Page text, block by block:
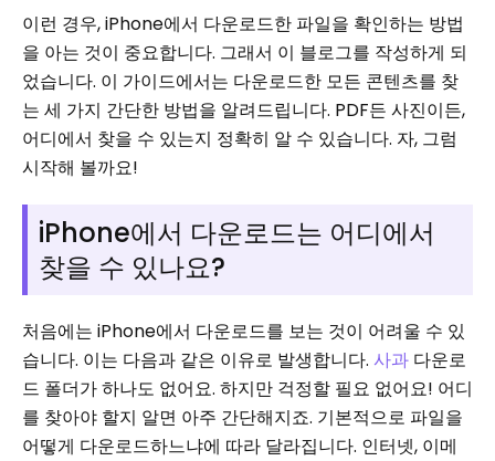
이런 경우, iPhone에서 다운로드한 파일을 확인하는 방법
을 아는 것이 중요합니다. 그래서 이 블로그를 작성하게 되
었습니다. 이 가이드에서는 다운로드한 모든 콘텐츠를 찾
는 세 가지 간단한 방법을 알려드립니다. PDF든 사진이든,
어디에서 찾을 수 있는지 정확히 알 수 있습니다. 자, 그럼
시작해 볼까요!
iPhone에서 다운로드는 어디에서
찾을 수 있나요?
처음에는 iPhone에서 다운로드를 보는 것이 어려울 수 있
습니다. 이는 다음과 같은 이유로 발생합니다. 사과 다운로
드 폴더가 하나도 없어요. 하지만 걱정할 필요 없어요! 어디
를 찾아야 할지 알면 아주 간단해지죠. 기본적으로 파일을
어떻게 다운로드하느냐에 따라 달라집니다. 인터넷, 이메